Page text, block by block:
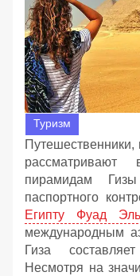
Туризм
рассматривают
пирамидам
паспортного
Египту Фуад
международным
Гиза
Несмотря на